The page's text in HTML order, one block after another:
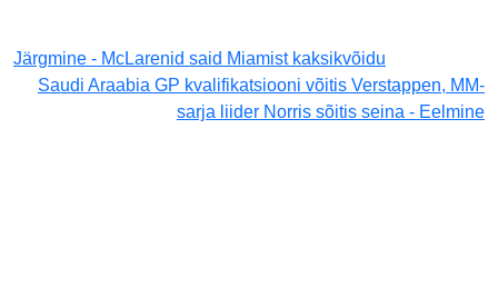
Järgmine - McLarenid said Miamist kaksikvõidu
Saudi Araabia GP kvalifikatsiooni võitis Verstappen, MM-
sarja liider Norris sõitis seina - Eelmine